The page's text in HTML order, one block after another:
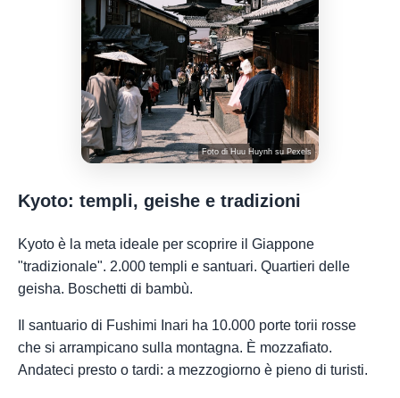
Foto diHuu Huynhsu Pexels
Kyoto: templi, geishe e tradizioni
Kyoto è la meta ideale per scoprire il Giappone
"tradizionale". 2.000 templi e santuari. Quartieri delle
geisha. Boschetti di bambù.
Il santuario di Fushimi Inari ha 10.000 porte torii rosse
che si arrampicano sulla montagna. È mozzafiato.
Andateci presto o tardi: a mezzogiorno è pieno di turisti.